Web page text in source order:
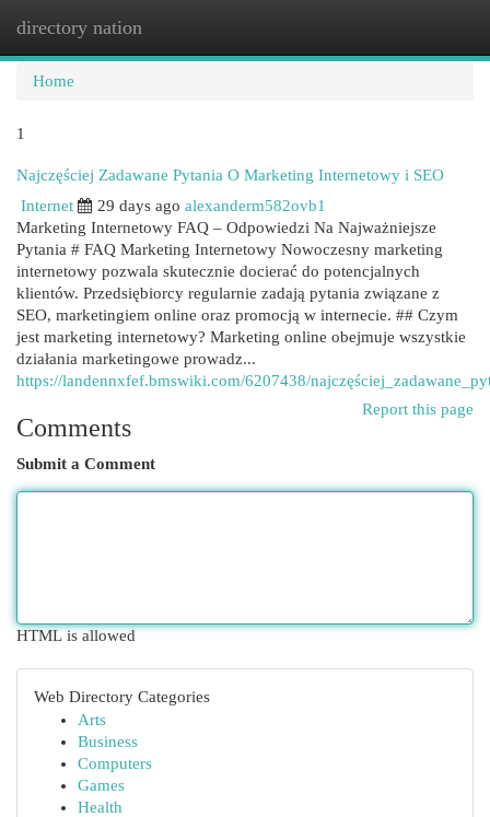
directory nation
Home
1
Najczęściej Zadawane Pytania O Marketing Internetowy i SEO
Internet
29 days ago alexanderm582ovb1
Marketing Internetowy FAQ – Odpowiedzi Na Najważniejsze
Pytania # FAQ Marketing Internetowy Nowoczesny marketing
internetowy pozwala skutecznie docierać do potencjalnych
klientów. Przedsiębiorcy regularnie zadają pytania związane z
SEO, marketingiem online oraz promocją w internecie. ## Czym
jest marketing internetowy? Marketing online obejmuje wszystkie
działania marketingowe prowadz...
https://landennxfef.bmswiki.com/6207438/
Report this page
Comments
Submit a Comment
HTML is allowed
Web Directory Categories
Arts
Business
Computers
Games
Health